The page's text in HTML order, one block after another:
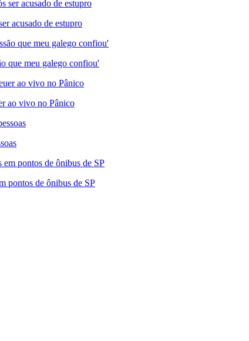
acusado de estupro
que meu galego confiou'
ao vivo no Pânico
pontos de ônibus de SP